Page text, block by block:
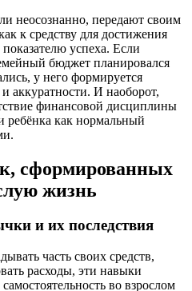
неосознанно, передают своим
к средству для достижения
успеха. Если
бюджет планировался
у него формируется
аккуратности. И наоборот,
финансовой дисциплины
ребёнка как нормальный
сформированных
жизнь
и их последствия
часть своих средств,
расходы, эти навыки
во взрослом